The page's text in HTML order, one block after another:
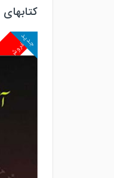
پرفروش
جدید